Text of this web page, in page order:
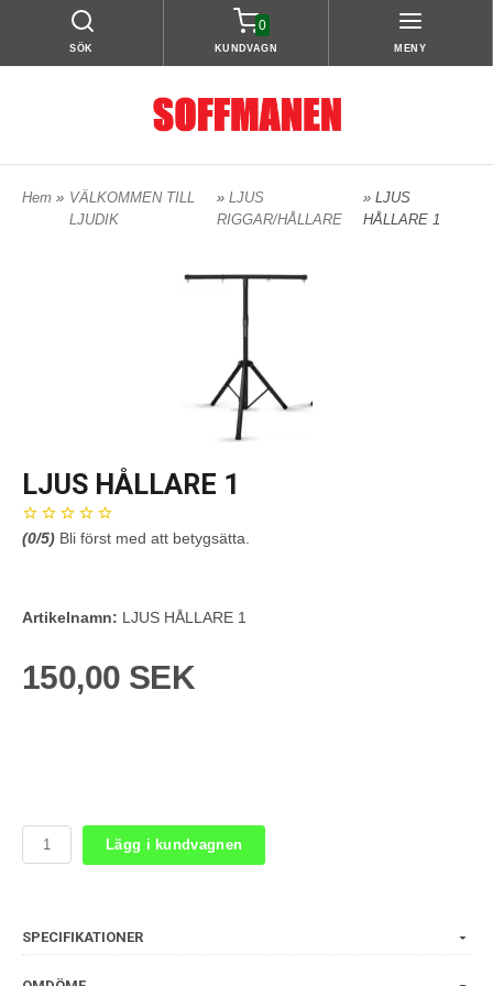
SÖK
0
KUNDVAGN MENY
Hem » VÄLKOMMEN TILL
LJUDIK
»LJUS
RIGGAR/HÅLLARE
» LJUS
HÅLLARE 1
LJUS HÅLLARE 1
(0/5) Bli först med att betygsätta.
Artikelnamn: LJUS HÅLLARE 1
150,00 SEK
Lägg i kundvagnen
SPECIFIKATIONER